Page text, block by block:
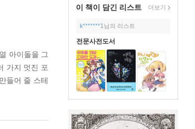
이 책이 담긴 리스트 더보기
k*******1님의 리스트
전문사전도서
아이돌을 그
가지 멋진 포
들어 줄 스테